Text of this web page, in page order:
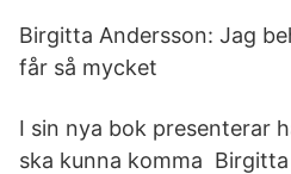
Birgitta Andersson: Jag
får så mycket
I sin nya bok presenterar
ska kunna komma